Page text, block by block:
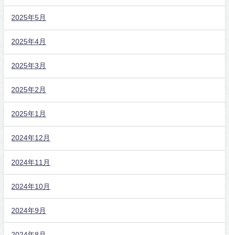
2025年5月
2025年4月
2025年3月
2025年2月
2025年1月
2024年12月
2024年11月
2024年10月
2024年9月